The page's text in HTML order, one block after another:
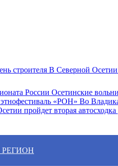
В Северной Осетии
Осетинские
Во